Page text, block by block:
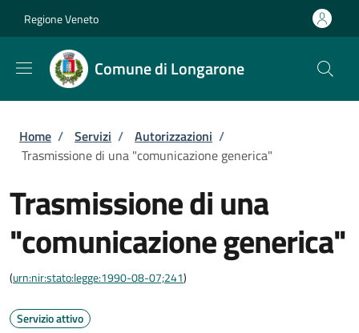
Regione Veneto
Comune di Longarone
Briciole di pane
Home / Servizi / Autorizzazioni /
Trasmissione di una "comunicazione generica"
Trasmissione di una
"comunicazione generica"
(urn:nir:stato:legge:1990-08-07;241)
Servizio attivo